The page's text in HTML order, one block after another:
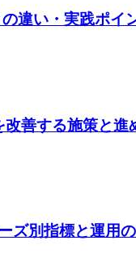
違い・実践ポイ
善する施策と進
ズ別指標と運用